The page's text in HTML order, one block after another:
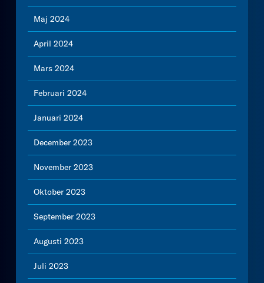
Maj 2024
April 2024
Mars 2024
Februari 2024
Januari 2024
December 2023
November 2023
Oktober 2023
September 2023
Augusti 2023
Juli 2023